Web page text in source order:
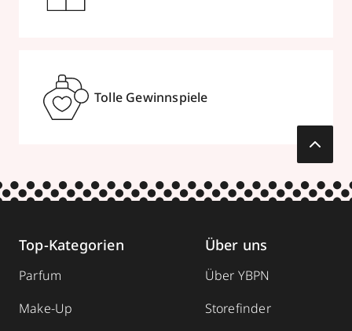
Tolle Gewinnspiele
Top-Kategorien
Parfum
Make-Up
Über uns
Über YBPN
Storefinder